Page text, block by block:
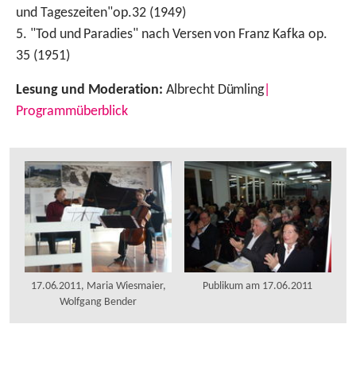
und Tageszeiten"op.32 (1949)
5. "Tod und Paradies" nach Versen von Franz Kafka op.
35 (1951)
Lesung und Moderation: Albrecht Dümling|
Programmüberblick
17.06.2011, Maria Wiesmaier,
Wolfgang Bender
Publikum am 17.06.2011